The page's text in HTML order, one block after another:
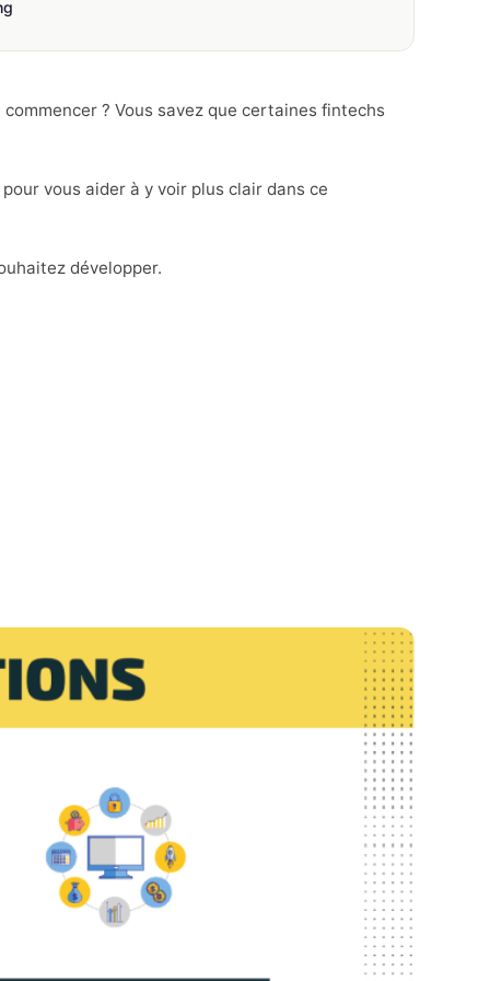
? Vous savez que certaines fintechs
vous aider à y voir plus clair dans ce
développer.